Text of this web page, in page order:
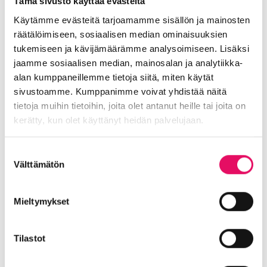
Käytämme evästeitä tarjoamamme sisällön ja mainosten
räätälöimiseen, sosiaalisen median ominaisuuksien
tukemiseen ja kävijämäärämme analysoimiseen. Lisäksi
jaamme sosiaalisen median, mainosalan ja analytiikka-
alan kumppaneillemme tietoja siitä, miten käytät
sivustoamme. Kumppanimme voivat yhdistää näitä
tietoja muihin tietoihin, joita olet antanut heille tai joita on
kerätty, kun olet käyttänyt heidän palvelujaan.
valinta
Välttämätön
Mieltymykset
Tilastot
Jaa artikkeli
somessa
Siirry Uutiset-sivulle
Uutiskategoriat
Blogi Digitalisaatio
Ekosysteemi